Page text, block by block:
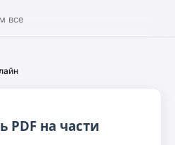
все
PDF на части